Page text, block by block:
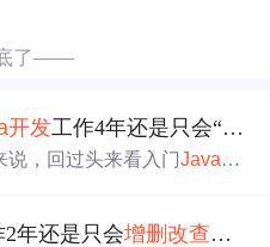
了——
开发工作4年还是只会“增
说，回过头来看入门Java的
的。有这种情况的程序
2年还是只会增删改查，